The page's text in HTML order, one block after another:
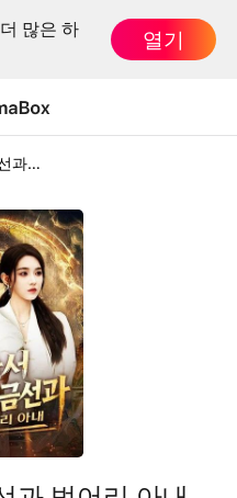
많은 하
열기
하늘서 내려온 금선과 벙어리 아내